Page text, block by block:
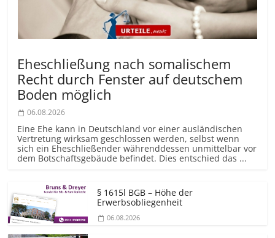
Eheschließung nach somalischem
Recht durch Fenster auf deutschem
Boden möglich
06.08.2026
Eine Ehe kann in Deutschland vor einer ausländischen
Vertretung wirksam geschlossen werden, selbst wenn
sich ein Eheschließender währenddessen unmittelbar vor
dem Botschaftsgebäude befindet. Dies entschied das ...
§ 1615l BGB – Höhe der
Erwerbsobliegenheit
06.08.2026